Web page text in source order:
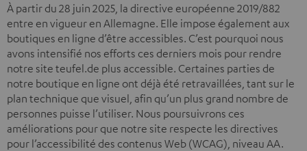
À partir du 28 juin 2025, la directive européenne 2019/882
entre en vigueur en Allemagne. Elle impose également aux
boutiques en ligne d’être accessibles. C’est pourquoi nous
avons intensifié nos efforts ces derniers mois pour rendre
notre site teufel.de plus accessible. Certaines parties de
notre boutique en ligne ont déjà été retravaillées, tant sur le
plan technique que visuel, afin qu’un plus grand nombre de
personnes puisse l’utiliser. Nous poursuivrons ces
améliorations pour que notre site respecte les directives
pour l’accessibilité des contenus Web (WCAG), niveau AA.